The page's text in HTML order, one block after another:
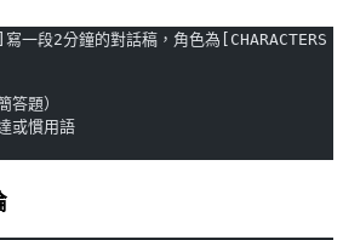
寫一段2分鐘的對話稿，角色為
題）
或慣用語